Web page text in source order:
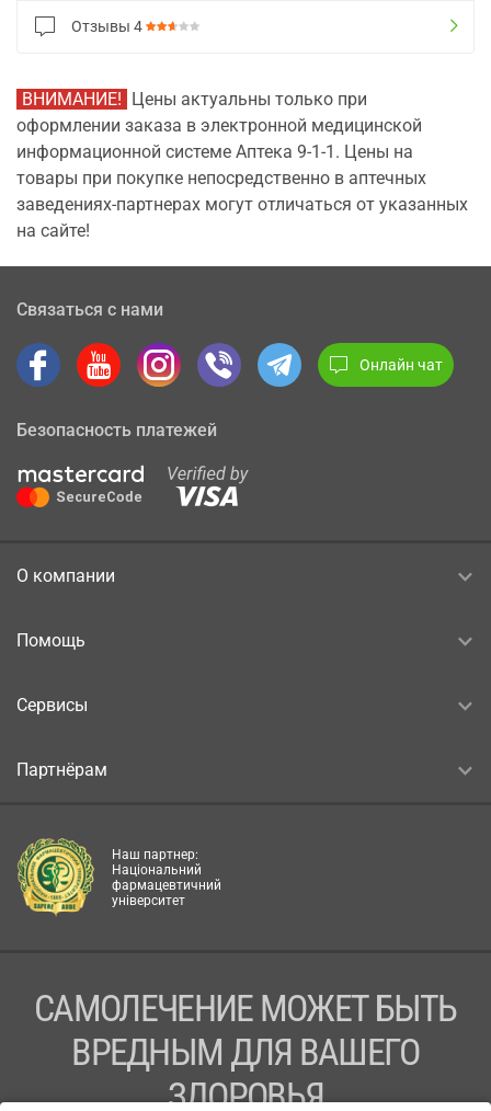
Отзывы 4
ВНИМАНИЕ! Цены актуальны только при
оформлении заказа в электронной медицинской
информационной системе Аптека 9-1-1. Цены на
товары при покупке непосредственно в аптечных
заведениях-партнерах могут отличаться от указанных
на сайте!
Связаться с нами
Онлайн чат
Безопасность платежей
О компании
Помощь
Сервисы
Партнёрам
Наш партнер:
Національний
фармацевтичний
університет
САМОЛЕЧЕНИЕ МОЖЕТ БЫТЬ
ВРЕДНЫМ ДЛЯ ВАШЕГО
ЗДОРОВЬЯ